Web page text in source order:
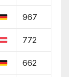
967
772
662